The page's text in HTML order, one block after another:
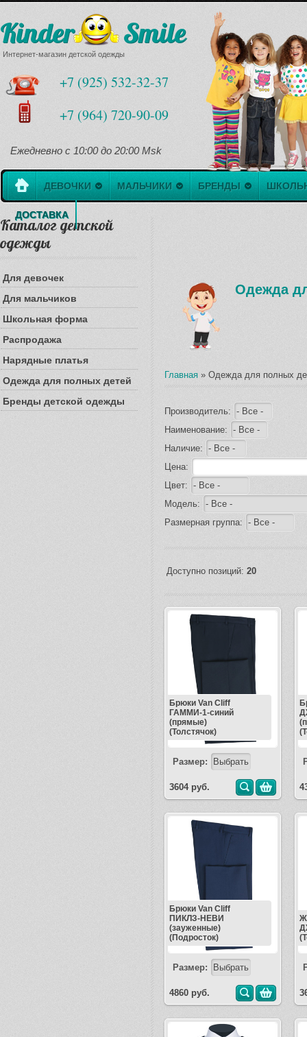
Kinder Smile
Интернет-магазин детской одежды
+7 (925) 532-32-37
+7 (964) 720-90-09
Ежедневно с 10:00 до 20:00 Msk
ДЕВОЧКИ МАЛЬЧИКИ БРЕНДЫ
ДОСТАВКА
Каталог детской
одежды
Для девочек
Для мальчиков
Школьная форма
Распродажа
Нарядные платья
Одежда для полных детей
Бренды детской одежды
Одежда
Главная » Одежда для полных
Производитель:
Наименование:
Наличие:
Цена:
Цвет:
Модель:
Размерная группа:
Доступно позиций: 20
Брюки Van Cliff
ГАММИ-1-синий
(прямые)
(Толстячок)
Размер:
3604 руб.
Брюки Van Cliff
ПИКЛЗ-НЕВИ
(зауженные)
(Подросток)
Размер:
4860 руб.